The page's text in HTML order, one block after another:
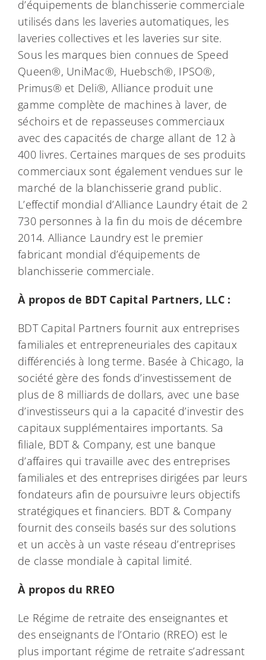
d’équipements de blanchisserie commerciale
utilisés dans les laveries automatiques, les
laveries collectives et les laveries sur site.
Sous les marques bien connues de Speed
Queen®, UniMac®, Huebsch®, IPSO®,
Primus® et Deli®, Alliance produit une
gamme complète de machines à laver, de
séchoirs et de repasseuses commerciaux
avec des capacités de charge allant de 12 à
400 livres. Certaines marques de ses produits
commerciaux sont également vendues sur le
marché de la blanchisserie grand public.
L’effectif mondial d’Alliance Laundry était de 2
730 personnes à la fin du mois de décembre
2014. Alliance Laundry est le premier
fabricant mondial d’équipements de
blanchisserie commerciale.
À propos de BDT Capital Partners, LLC :
BDT Capital Partners fournit aux entreprises
familiales et entrepreneuriales des capitaux
différenciés à long terme. Basée à Chicago, la
société gère des fonds d’investissement de
plus de 8 milliards de dollars, avec une base
d’investisseurs qui a la capacité d’investir des
capitaux supplémentaires importants. Sa
filiale, BDT & Company, est une banque
d’affaires qui travaille avec des entreprises
familiales et des entreprises dirigées par leurs
fondateurs afin de poursuivre leurs objectifs
stratégiques et financiers. BDT & Company
fournit des conseils basés sur des solutions
et un accès à un vaste réseau d’entreprises
de classe mondiale à capital limité.
À propos du RREO
Le Régime de retraite des enseignantes et
des enseignants de l’Ontario (RREO) est le
plus important régime de retraite s’adressant